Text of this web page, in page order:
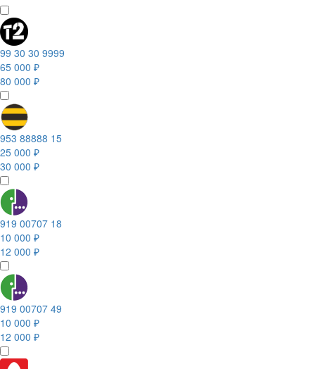
99 30 30 9999
65 000 ₽
80 000 ₽
953 88888 15
25 000 ₽
30 000 ₽
919 00707 18
10 000 ₽
12 000 ₽
919 00707 49
10 000 ₽
12 000 ₽